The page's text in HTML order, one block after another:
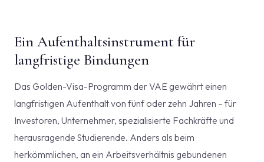
Ein Aufenthaltsinstrument für
langfristige Bindungen
Das Golden-Visa-Programm der VAE gewährt einen
langfristigen Aufenthalt von fünf oder zehn Jahren – für
Investoren, Unternehmer, spezialisierte Fachkräfte und
herausragende Studierende. Anders als beim
herkömmlichen, an ein Arbeitsverhältnis gebundenen